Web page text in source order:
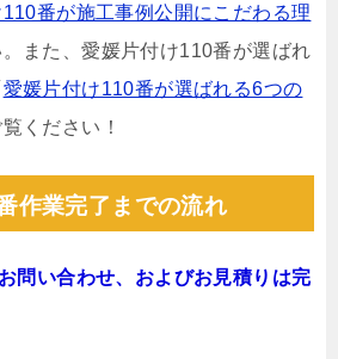
番が施工事例公開にこだわる理
。また、愛媛片付け110番が選ばれ
愛媛片付け110番が選ばれる6つの
ください！
作業完了までの流れ
お問い合わせ、およびお見積りは完